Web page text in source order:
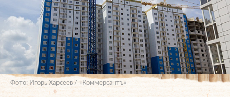
Фото: Игорь Харсеев / «Коммерсантъ»